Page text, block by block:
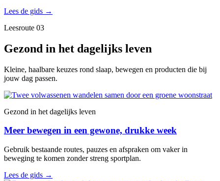
Lees de gids →
Leesroute 03
Gezond in het dagelijks leven
Kleine, haalbare keuzes rond slaap, bewegen en producten die bij
jouw dag passen.
Gezond in het dagelijks leven
Meer bewegen in een gewone, drukke week
Gebruik bestaande routes, pauzes en afspraken om vaker in
beweging te komen zonder streng sportplan.
Lees de gids →